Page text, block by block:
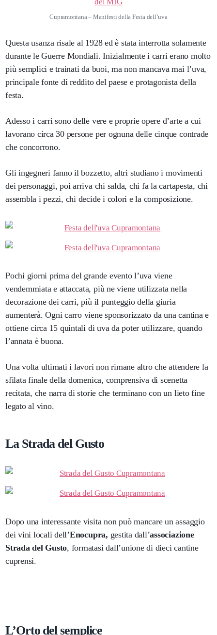
Cupramontana – Manifesti della Festa dell’uva
Questa usanza risale al 1928 ed è stata interrotta solamente
durante le Guerre Mondiali. Inizialmente i carri erano molto
più semplici e trainati da buoi, ma non mancava mai l’uva,
principale fonte di reddito del paese e protagonista della
festa.
Adesso i carri sono delle vere e proprie opere d’arte a cui
lavorano circa 30 persone per ognuna delle cinque contrade
che concorrono.
Gli ingegneri fanno il bozzetto, altri studiano i movimenti
dei personaggi, poi arriva chi salda, chi fa la cartapesta, chi
assembla i pezzi, chi decide i colori e la composizione.
Pochi giorni prima del grande evento l’uva viene
vendemmiata e attaccata, più ne viene utilizzata nella
decorazione dei carri, più il punteggio della giuria
aumenterà. Ogni carro viene sponsorizzato da una cantina e
ottiene circa 15 quintali di uva da poter utilizzare, quando
l’annata è buona.
Una volta ultimati i lavori non rimane altro che attendere la
sfilata finale della domenica, comprensiva di scenetta
recitata, che narra di storie che terminano con un lieto fine
legato al vino.
La Strada del Gusto
Dopo una interessante visita non può mancare un assaggio
dei vini locali dell’Enocupra, gestita dall’associazione
Strada del Gusto, formatasi dall’unione di dieci cantine
cuprensi.
L’Orto del semplice